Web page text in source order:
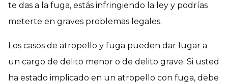
te das a la fuga, estás infringiendo la ley y podrías
meterte en graves problemas legales.
Los casos de atropello y fuga pueden dar lugar a
un cargo de delito menor o de delito grave. Si usted
ha estado implicado en un atropello con fuga, debe